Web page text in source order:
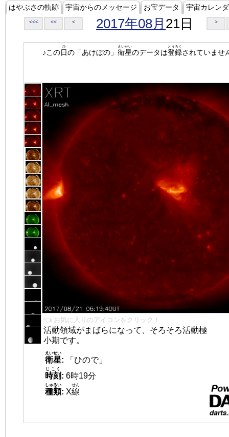
はやぶさの軌跡 宇宙からのメッセージ お宝データ 宇宙カレン
<<< << < 2017年08月 21日 >
♪この日
ひ
の「あけぼの」 衛星
えいせい
のデータは登録
とうろく
されていませ
👈 お気に入りのアイコンをクリック！
活動領域がまばらになって、そろそろ活動極
小期です。
衛星
えいせい
:
「ひので」
時刻
じこく
: 6時19分
種類
しゅるい
: X線
せん